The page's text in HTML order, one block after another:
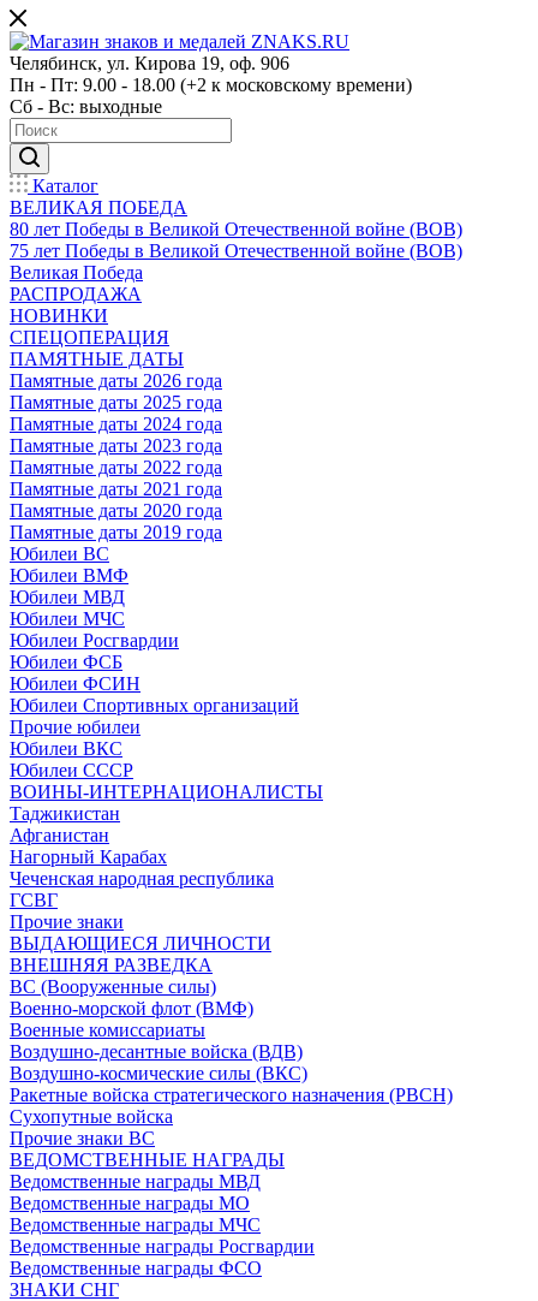
Челябинск, ул. Кирова 19, оф. 906
Пн - Пт: 9.00 - 18.00 (+2 к московскому времени)
Сб - Вс: выходные
Каталог
ВЕЛИКАЯ ПОБЕДА
80 лет Победы в Великой Отечественной войне (ВОВ)
75 лет Победы в Великой Отечественной войне (ВОВ)
Великая Победа
РАСПРОДАЖА
НОВИНКИ
СПЕЦОПЕРАЦИЯ
ПАМЯТНЫЕ ДАТЫ
Памятные даты 2026 года
Памятные даты 2025 года
Памятные даты 2024 года
Памятные даты 2023 года
Памятные даты 2022 года
Памятные даты 2021 года
Памятные даты 2020 года
Памятные даты 2019 года
Юбилеи ВС
Юбилеи ВМФ
Юбилеи МВД
Юбилеи МЧС
Юбилеи Росгвардии
Юбилеи ФСБ
Юбилеи ФСИН
Юбилеи Спортивных организаций
Прочие юбилеи
Юбилеи ВКС
Юбилеи СССР
ВОИНЫ-ИНТЕРНАЦИОНАЛИСТЫ
Таджикистан
Афганистан
Нагорный Карабах
Чеченская народная республика
ГСВГ
Прочие знаки
ВЫДАЮЩИЕСЯ ЛИЧНОСТИ
ВНЕШНЯЯ РАЗВЕДКА
ВС (Вооруженные силы)
Военно-морской флот (ВМФ)
Военные комиссариаты
Воздушно-десантные войска (ВДВ)
Воздушно-космические силы (ВКС)
Ракетные войска стратегического назначения (РВСН)
Сухопутные войска
Прочие знаки ВС
ВЕДОМСТВЕННЫЕ НАГРАДЫ
Ведомственные награды МВД
Ведомственные награды МО
Ведомственные награды МЧС
Ведомственные награды Росгвардии
Ведомственные награды ФСО
ЗНАКИ СНГ